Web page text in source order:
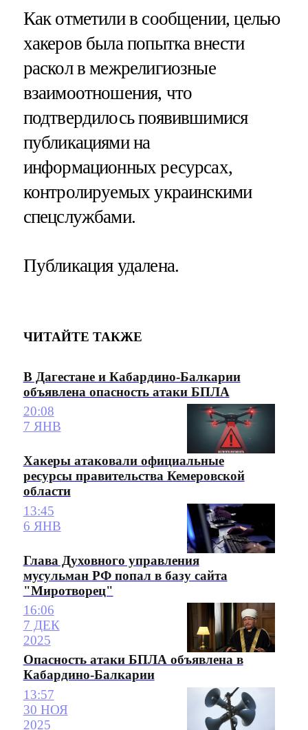
Как отметили в сообщении, целью
хакеров была попытка внести
раскол в межрелигиозные
взаимоотношения, что
подтвердилось появившимися
публикациями на
информационных ресурсах,
контролируемых украинскими
спецслужбами.
Публикация удалена.
ЧИТАЙТЕ ТАКЖЕ
В Дагестане и Кабардино-Балкарии
объявлена опасность атаки БПЛА
20:08
7 ЯНВ
Хакеры атаковали официальные
ресурсы правительства Кемеровской
области
13:45
6 ЯНВ
Глава Духовного управления
мусульман РФ попал в базу сайта
"Миротворец"
16:06
7 ДЕК
2025
Опасность атаки БПЛА объявлена в
Кабардино-Балкарии
13:57
30 НОЯ
2025